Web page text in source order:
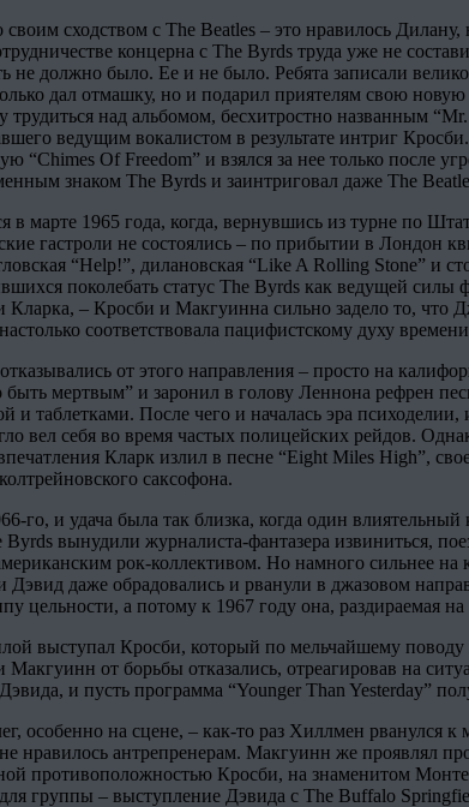
сходством с The Beatles – это нравилось
концерна с The Byrds труда уже не
не должно было. Ее и не было. Ребята записали
дал отмашку, но и подарил приятелям свою
трудиться над альбомом, бесхитростно названным
ведущим вокалистом в результате интриг
“Chimes Of Freedom” и взялся за нее только
знаком The Byrds и заинтриговал даже The
марте 1965 года, когда, вернувшись из турне по
гастроли не состоялись – по прибытии в Лондон
“Help!”, дилановская “Like A Rolling Stone” и
поколебать статус The Byrds как ведущей
Кларка, – Кросби и Макгуинна сильно задело то, что
соответствовала пацифистскому духу
от этого направления – просто на
мертвым” и заронил в голову Леннона рефрен
и таблетками. После чего и началась эра
вел себя во время частых полицейских рейдов.
Кларк излил в песне “Eight Miles High”,
саксофона.
го, и удача была так близка, когда один
вынудили журналиста-фантазера извиниться,
рок-коллективом. Но намного сильнее
даже обрадовались и рванули в джазовом
цельности, а потому к 1967 году она, раздираемая
выступал Кросби, который по мельчайшему
от борьбы отказались, отреагировав на
и пусть программа “Younger Than Yesterday”
особенно на сцене, – как-то раз Хиллмен рванулся
нравилось антрепренерам. Макгуинн же проявлял
противоположностью Кросби, на знаменитом
группы – выступление Дэвида с The Buffalo